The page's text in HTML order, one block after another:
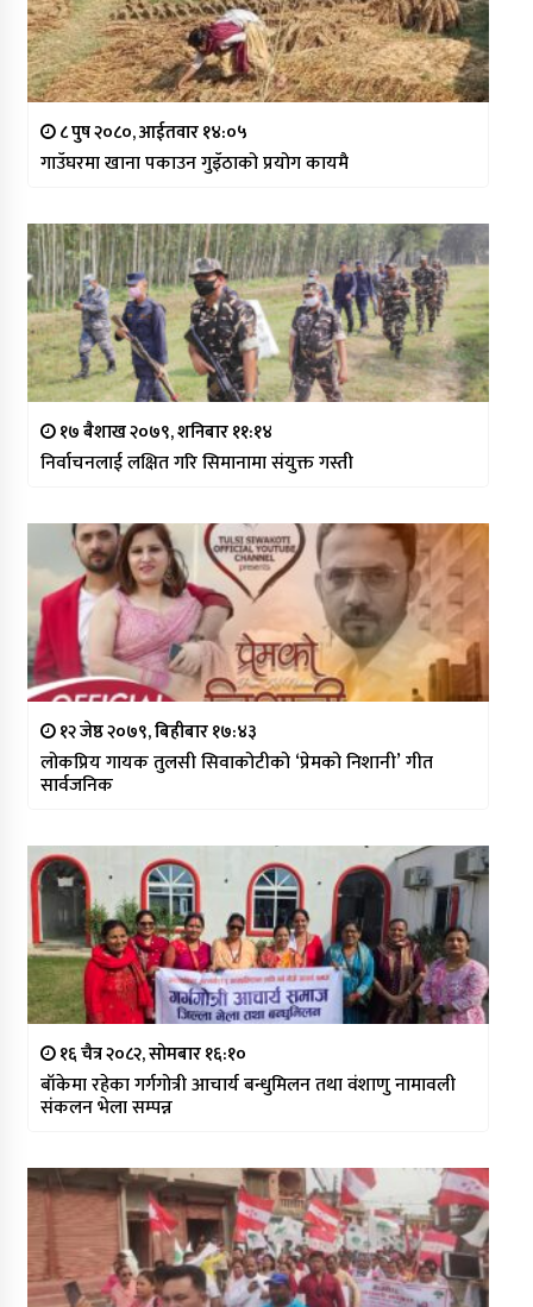
८ पुष २०८०, आईतवार १४:०५
गाउँघरमा खाना पकाउन गुइँठाको प्रयोग कायमै
१७ बैशाख २०७९, शनिबार ११:१४
निर्वाचनलाई लक्षित गरि सिमानामा संयुक्त गस्ती
१२ जेष्ठ २०७९, बिहीबार १७:४३
लोकप्रिय गायक तुलसी सिवाकोटीको ‘प्रेमको निशानी’ गीत
सार्वजनिक
१६ चैत्र २०८२, सोमबार १६:१०
बाँकेमा रहेका गर्गगोत्री आचार्य बन्धुमिलन तथा वंशाणु नामावली
संकलन भेला सम्पन्न